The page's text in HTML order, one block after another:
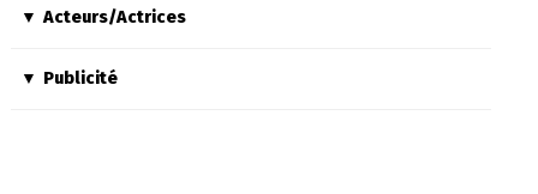
Acteurs/Actrices
Publicité